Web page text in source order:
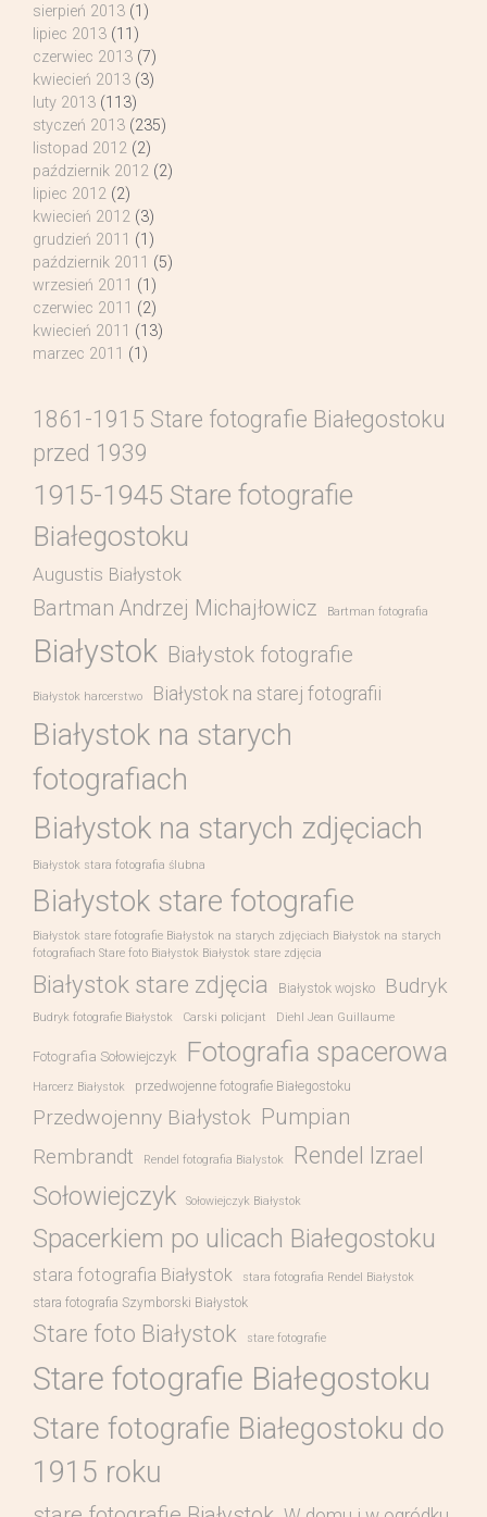
sierpień 2013 (1)
lipiec 2013 (11)
czerwiec 2013 (7)
kwiecień 2013 (3)
luty 2013 (113)
styczeń 2013 (235)
listopad 2012 (2)
październik 2012 (2)
lipiec 2012 (2)
kwiecień 2012 (3)
grudzień 2011 (1)
październik 2011 (5)
wrzesień 2011 (1)
czerwiec 2011 (2)
kwiecień 2011 (13)
marzec 2011 (1)
1861-1915 Stare fotografie Białegostoku
przed 1939
1915-1945 Stare fotografie
Białegostoku
Augustis Białystok
Bartman Andrzej Michajłowicz Bartman fotografia
Białystok Białystok fotografie
Białystok harcerstwo Białystok na starej fotografii
Białystok na starych
fotografiach
Białystok na starych zdjęciach
Białystok stara fotografia ślubna
Białystok stare fotografie
Białystok stare fotografie Białystok na starych zdjęciach Białystok na starych
fotografiach Stare foto Białystok Białystok stare zdjęcia
Białystok stare zdjęcia Białystok wojsko Budryk
Budryk fotografie Białystok Carski policjant Diehl Jean Guillaume
Fotografia Sołowiejczyk Fotografia spacerowa
Harcerz Białystok przedwojenne fotografie Białegostoku
Przedwojenny Białystok Pumpian
Rembrandt Rendel fotografia Bialystok Rendel Izrael
Sołowiejczyk Sołowiejczyk Białystok
Spacerkiem po ulicach Białegostoku
stara fotografia Białystok stara fotografia Rendel Białystok
stara fotografia Szymborski Białystok
Stare foto Białystok stare fotografie
Stare fotografie Białegostoku
Stare fotografie Białegostoku do
1915 roku